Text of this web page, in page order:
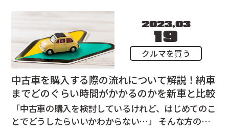
すのでご説明いたします。 走行距離が少...
2023.03
19
クルマを買う
中古車を購入する際の流れについて解説！納車
までどのぐらい時間がかかるのかを新車と比較
「中古車の購入を検討しているけれど、はじめてのこ
とでどうしたらいいかわからない…」 そんな方のた